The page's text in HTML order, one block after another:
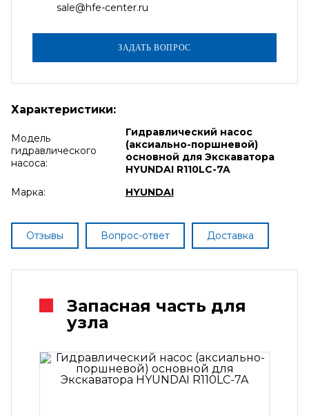
sale@hfe-center.ru
Характеристики:
Модель
гидравлического
насоса:
Гидравлический насос
(аксиально-поршневой)
основной для Экскаватора
HYUNDAI R110LC-7A
Марка:
HYUNDAI
Отзывы Вопрос-ответ Доставка
Запасная часть для
узла